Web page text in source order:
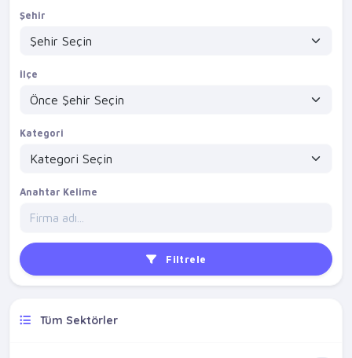
Şehir
İlçe
Kategori
Anahtar Kelime
Filtrele
Tüm Sektörler